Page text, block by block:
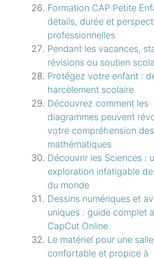
Formation CAP Petite
détails, durée et
professionnelles
Pendant les vacances,
révisions ou soutien
Protégez votre enfant :
harcèlement scolaire
Découvrez comment les
diagrammes peuvent
votre compréhension des
mathématiques
Découvrir les Sciences :
exploration infatigable
du monde
Dessins numériques et
uniques : guide complet
CapCut Online
Le matériel pour une
confortable et propice à